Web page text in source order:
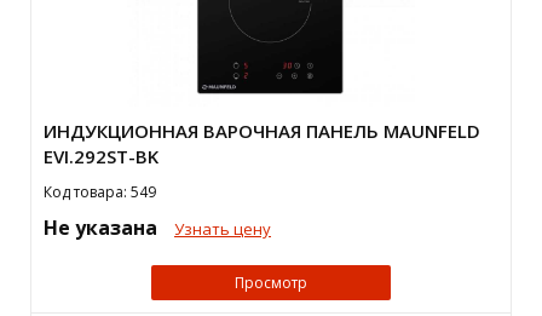
ИНДУКЦИОННАЯ ВАРОЧНАЯ ПАНЕЛЬ MAUNFELD
EVI.292ST-BK
Код товара: 549
Не указана Узнать цену
Просмотр